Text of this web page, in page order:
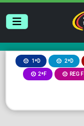
1ªD 2ªD
2ªF REG F